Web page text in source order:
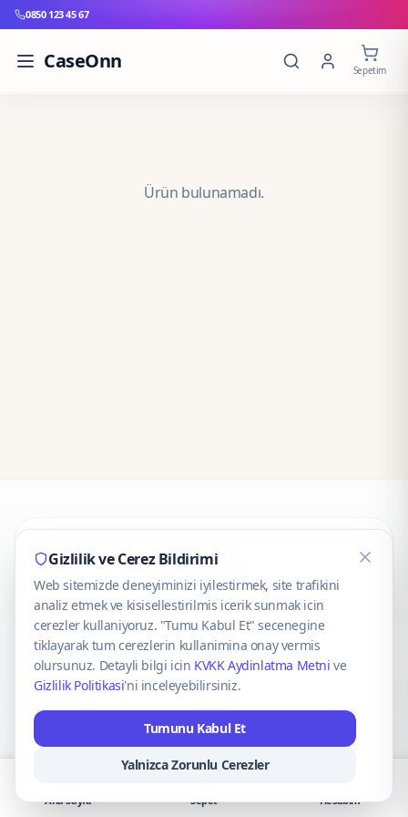
0850 123 45 67
CaseOnn Sepetim
Ürün bulunamadı.
CaseOnn
© 2025 CaseOnn. Tüm hakları saklıdır.
VISA Mastercard
Gizlilik ve Cerez Bildirimi
Web sitemizde deneyiminizi iyilestirmek, site trafikini
analiz etmek ve kisisellestirilmis icerik sunmak icin
cerezler kullaniyoruz. "Tumu Kabul Et" secenegine
tiklayarak tum cerezlerin kullanimina onay vermis
olursunuz. Detayli bilgi icin KVKK Aydinlatma Metni ve
Gizlilik Politikasi'ni inceleyebilirsiniz.
Tumunu Kabul Et
Yalnizca Zorunlu Cerezler
Ana Sayfa Sepet Hesabım